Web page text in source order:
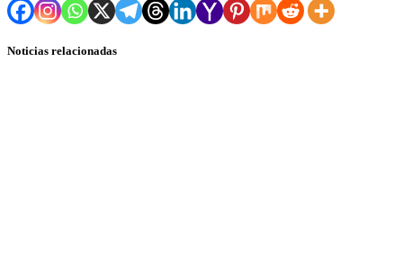
Noticias relacionadas